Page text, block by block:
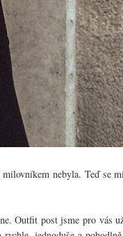
nebyla. Teď se
Outfit post jsme pro vás